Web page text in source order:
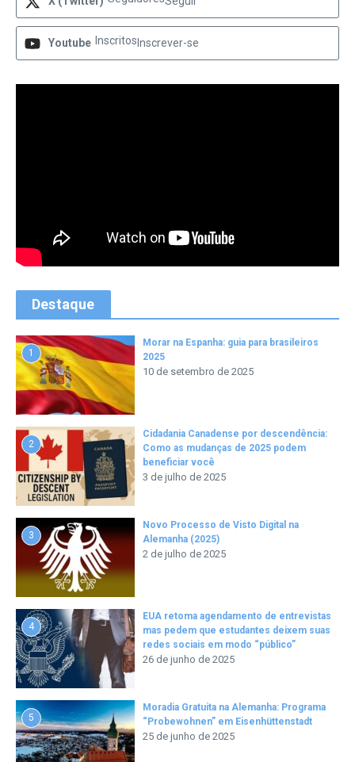
Youtube Inscritos Inscrever-se
Destaque
1
Morar na Espanha: guia para brasileiros
2025
10 de setembro de 2025
2
Cidadania Canadense por descendência:
Como as mudanças de 2025 podem
beneficiar você
3 de julho de 2025
3
Novo Processo de Visto Digital na
Alemanha (2025)
2 de julho de 2025
4
EUA retoma agendamento de entrevistas
mas pedem que estudantes deixem suas
redes sociais em modo “público”
26 de junho de 2025
5
Moradia Gratuita na Alemanha: Programa
“Probewohnen” em Eisenhüttenstadt
25 de junho de 2025